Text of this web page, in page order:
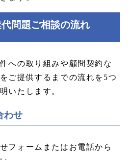
問題ご相談の流れ
への取り組みや顧問契約な
ご提供するまでの流れを5つ
いたします。
わせ
フォームまたはお電話から